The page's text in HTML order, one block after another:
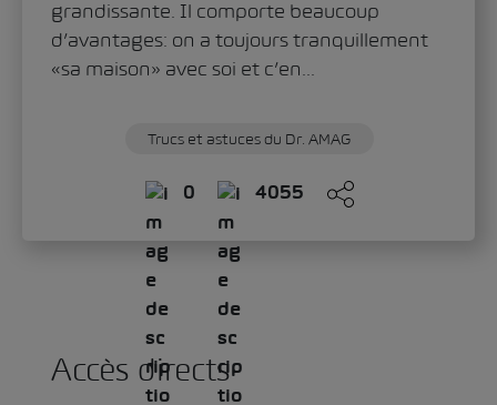
grandissante. Il comporte beaucoup
d’avantages: on a toujours tranquillement
«sa maison» avec soi et c’en...
Trucs et astuces du Dr. AMAG
0 4055
Accès directs